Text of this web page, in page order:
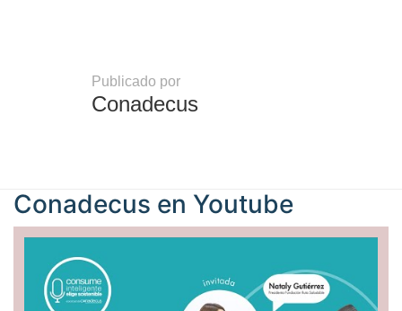
Publicado por
Conadecus
Conadecus en Youtube